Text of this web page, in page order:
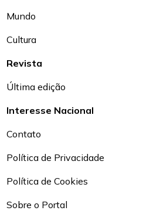
Mundo
Cultura
Revista
Última edição
Interesse Nacional
Contato
Política de Privacidade
Política de Cookies
Sobre o Portal